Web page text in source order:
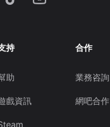
持
助
戲資訊
合作
業務咨詢
網吧合作